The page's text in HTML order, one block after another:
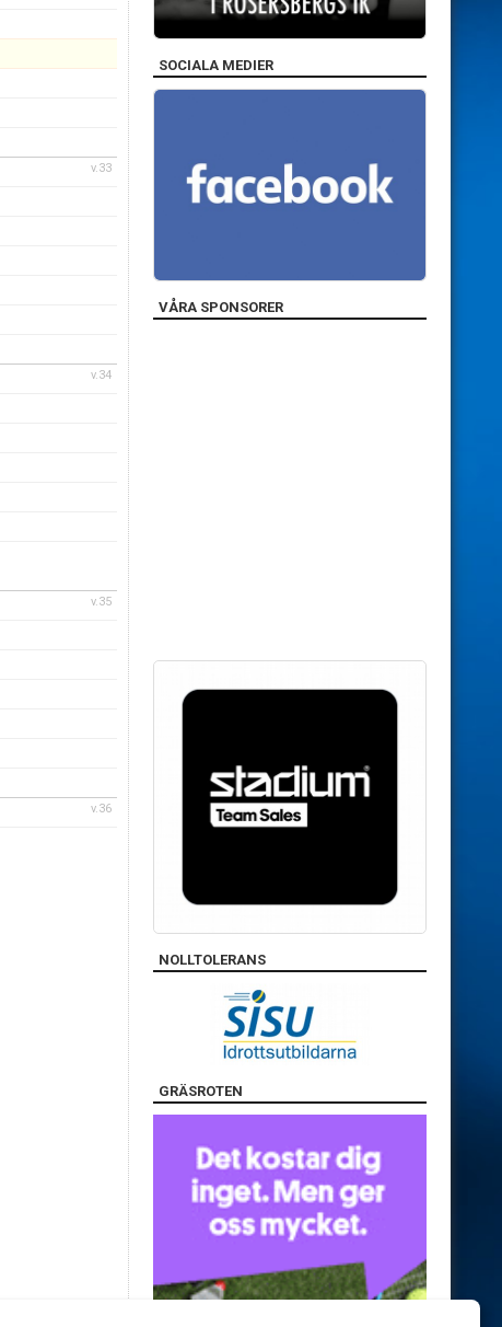
v.33
v.34
v.35
v.36
SOCIALA MEDIER
VÅRA SPONSORER
NOLLTOLERANS
GRÄSROTEN